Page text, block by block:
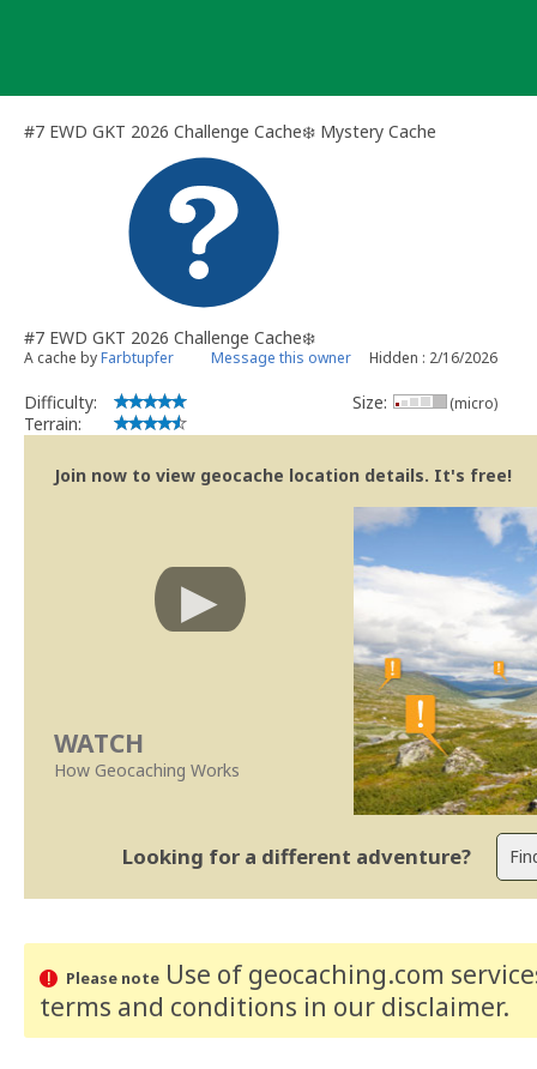
#7 EWD GKT 2026 Challenge Cache❄️ Mystery Cache
#7 EWD GKT 2026 Challenge Cache❄️
A cache byFarbtupfer Message this owner Hidden : 2/16/2026
Difficulty:
Terrain:
Size: (micro)
Join now to view geocache location details. It's free!
WATCH
How Geocaching Works
Looking for a different adventure?
Please noteUse of geocaching.com
terms and conditions in our disclaimer.